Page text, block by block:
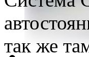
так же